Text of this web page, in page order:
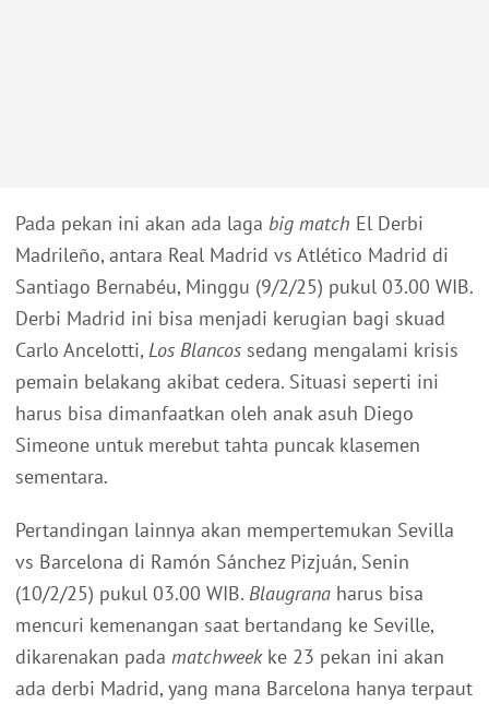
Pada pekan ini akan ada laga big match El Derbi
Madrileño, antara Real Madrid vs Atlético Madrid di
Santiago Bernabéu, Minggu (9/2/25) pukul 03.00 WIB.
Derbi Madrid ini bisa menjadi kerugian bagi skuad
Carlo Ancelotti, Los Blancos sedang mengalami krisis
pemain belakang akibat cedera. Situasi seperti ini
harus bisa dimanfaatkan oleh anak asuh Diego
Simeone untuk merebut tahta puncak klasemen
sementara.
Pertandingan lainnya akan mempertemukan Sevilla
vs Barcelona di Ramón Sánchez Pizjuán, Senin
(10/2/25) pukul 03.00 WIB. Blaugrana harus bisa
mencuri kemenangan saat bertandang ke Seville,
dikarenakan pada matchweekke 23 pekan ini akan
ada derbi Madrid, yang mana Barcelona hanya terpaut